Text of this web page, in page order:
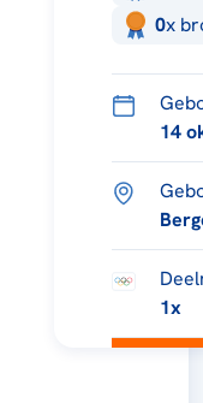
0x
14
1x